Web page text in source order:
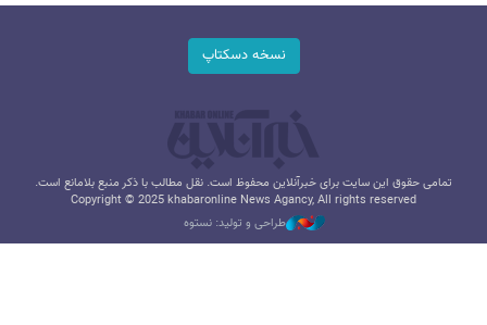
نسخه دسکتاپ
تمامی حقوق این سایت برای خبرآنلاین محفوظ است. نقل مطالب با ذکر منبع بلامانع است.
Copyright © 2025 khabaronline News Agancy, All rights reserved
طراحی و تولید: نستوه